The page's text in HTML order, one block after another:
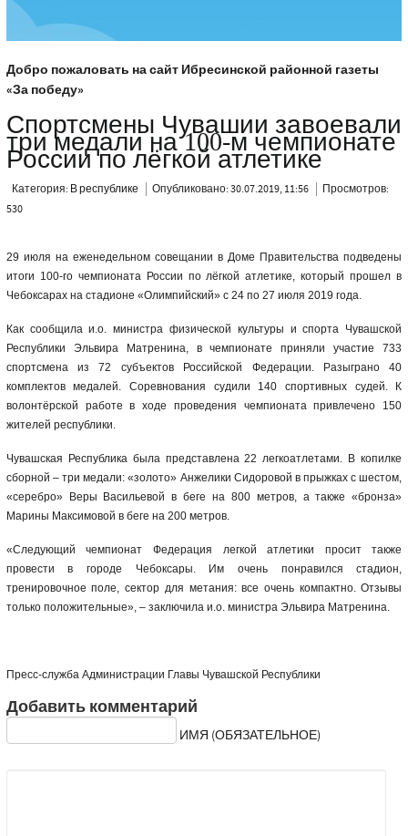
Добро пожаловать на сайт Ибресинской районной газеты
«За победу»
Спортсмены Чувашии завоевали
три медали на 100-м чемпионате
России по лёгкой атлетике
Категория: В республике Опубликовано: 30.07.2019, 11:56
Просмотров:
530
29 июля на еженедельном совещании в Доме Правительства подведены
итоги 100-го чемпионата России по лёгкой атлетике, который прошел в
Чебоксарах на стадионе «Олимпийский» с 24 по 27 июля 2019 года.
Как сообщила и.о. министра физической культуры и спорта Чувашской
Республики Эльвира Матренина, в чемпионате приняли участие 733
спортсмена из 72 субъектов Российской Федерации. Разыграно 40
комплектов медалей. Соревнования судили 140 спортивных судей. К
волонтёрской работе в ходе проведения чемпионата привлечено 150
жителей республики.
Чувашская Республика была представлена 22 легкоатлетами. В копилке
сборной – три медали: «золото» Анжелики Сидоровой в прыжках с шестом,
«серебро» Веры Васильевой в беге на 800 метров, а также «бронза»
Марины Максимовой в беге на 200 метров.
«Следующий чемпионат Федерация легкой атлетики просит также
провести в городе Чебоксары. Им очень понравился стадион,
тренировочное поле, сектор для метания: все очень компактно. Отзывы
только положительные», – заключила и.о. министра Эльвира Матренина.
Пресс-служба Администрации Главы Чувашской Республики
Добавить комментарий
ИМЯ (ОБЯЗАТЕЛЬНОЕ)